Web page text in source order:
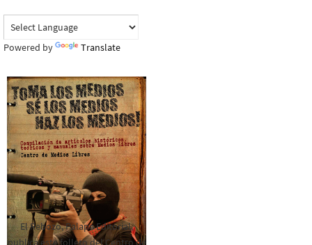
Powered by Translate
El Rebozo, Palapa Editorial,
publica este folleto del Centro de